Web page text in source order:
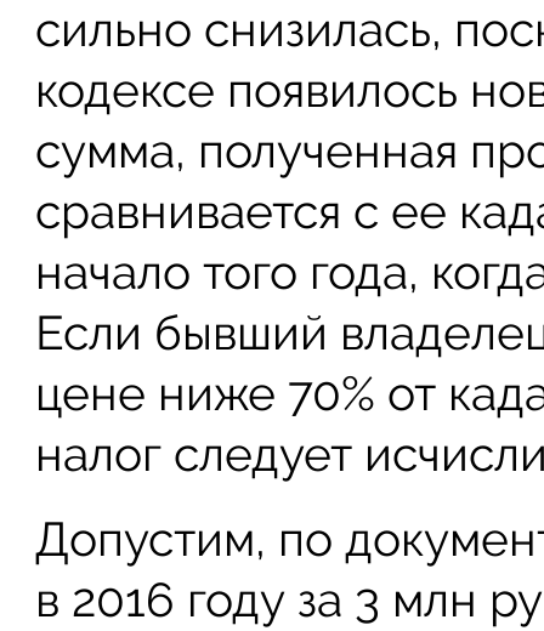
сильно снизилась,
кодексе появилось
сумма, полученная
сравнивается с ее
начало того года,
Если бывший
цене ниже 70% от
налог следует
Допустим, по
в 2016 году за 3 млн